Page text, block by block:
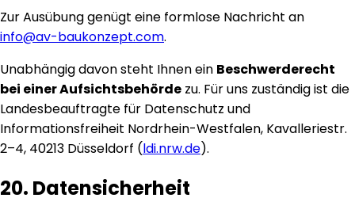
Zur Ausübung genügt eine formlose Nachricht an
info@av-baukonzept.com.
Unabhängig davon steht Ihnen ein Beschwerderecht
bei einer Aufsichtsbehörde zu. Für uns zuständig ist die
Landesbeauftragte für Datenschutz und
Informationsfreiheit Nordrhein-Westfalen, Kavalleriestr.
2–4, 40213 Düsseldorf (ldi.nrw.de).
20. Datensicherheit